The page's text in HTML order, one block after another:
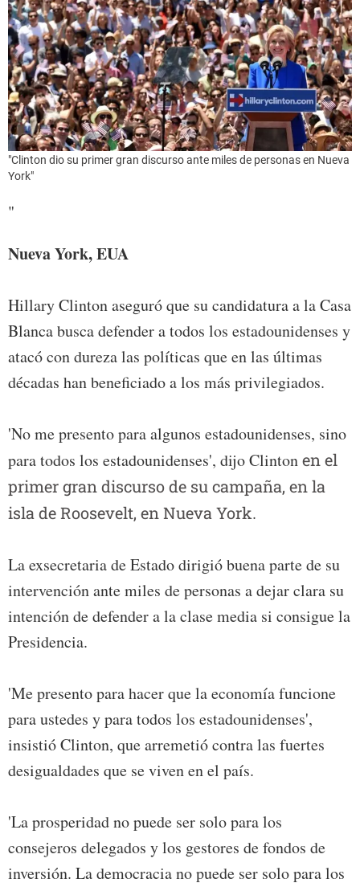
"Clinton dio su primer gran discurso ante miles de personas en Nueva
York"
"
Nueva York, EUA
Hillary Clinton aseguró que su candidatura a la Casa
Blanca busca defender a todos los estadounidenses y
atacó con dureza las políticas que en las últimas
décadas han beneficiado a los más privilegiados.
'No me presento para algunos estadounidenses, sino
para todos los estadounidenses', dijo Clintonen el
primer gran discurso de su campaña, en la
isla de Roosevelt, en Nueva York.
La exsecretaria de Estado dirigió buena parte de su
intervención ante miles de personas a dejar clara su
intención de defender a la clase media si consigue la
Presidencia.
'Me presento para hacer que la economía funcione
para ustedes y para todos los estadounidenses',
insistió Clinton, que arremetió contra las fuertes
desigualdades que se viven en el país.
'La prosperidad no puede ser solo para los
consejeros delegados y los gestores de fondos de
inversión. La democracia no puede ser solo para los